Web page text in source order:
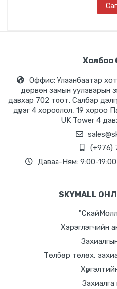
Холбоо
Оффис: Улаанбаатар хот
дөрвөн замын уулзварын
давхар 702 тоот. Салбар
дүүрэг 4 хороолол, 19 хороо
UK Tower 4
(+976)
Даваа-Ням: 9:00-
SKYMALL
Хэрэглэгчийн
Төлбөр төлөх,
Захиалга